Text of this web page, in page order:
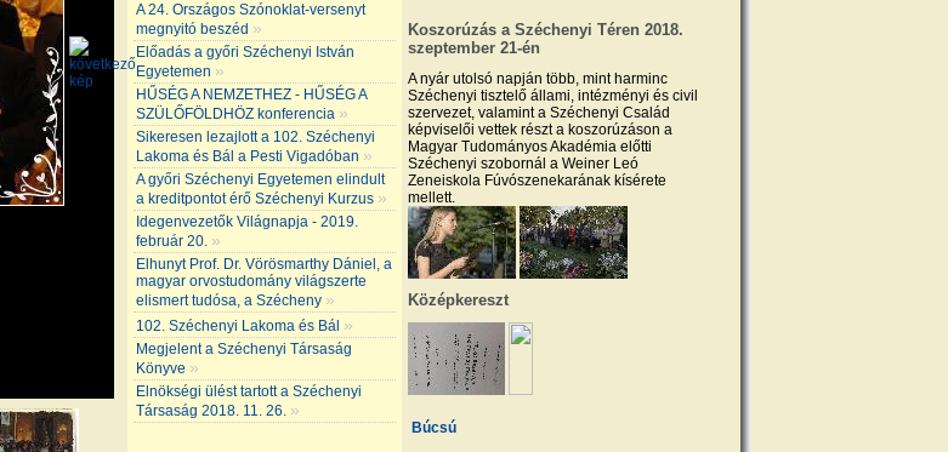
A 24. Országos Szónoklat-versenyt
megnyitó beszéd »
Előadás a győri Széchenyi István
Egyetemen »
HŰSÉG A NEMZETHEZ - HŰSÉG A
SZÜLŐFÖLDHÖZ konferencia »
Sikeresen lezajlott a 102. Széchenyi
Lakoma és Bál a Pesti Vigadóban »
A győri Széchenyi Egyetemen elindult
a kreditpontot érő Széchenyi Kurzus »
Idegenvezetők Világnapja - 2019.
február 20. »
Elhunyt Prof. Dr. Vörösmarthy Dániel, a
magyar orvostudomány világszerte
elismert tudósa, a Szécheny »
102. Széchenyi Lakoma és Bál »
Megjelent a Széchenyi Társaság
Könyve »
Elnökségi ülést tartott a Széchenyi
Társaság 2018. 11. 26. »
Koszorúzás a Széchenyi Téren 2018.
szeptember 21-én
A nyár utolsó napján több, mint harminc
Széchenyi tisztelő állami, intézményi és civil
szervezet, valamint a Széchenyi Család
képviselői vettek részt a koszorúzáson a
Magyar Tudományos Akadémia előtti
Széchenyi szobornál a Weiner Leó
Zeneiskola Fúvószenekarának kísérete
mellett.
Középkereszt
Búcsú